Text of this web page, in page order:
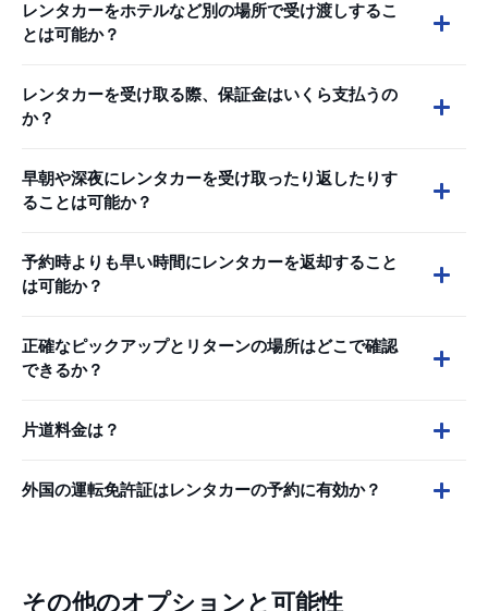
レンタカーをホテルなど別の場所で受け渡しするこ
とは可能か？
レンタカーを受け取る際、保証金はいくら支払うの
か？
早朝や深夜にレンタカーを受け取ったり返したりす
ることは可能か？
予約時よりも早い時間にレンタカーを返却すること
は可能か？
正確なピックアップとリターンの場所はどこで確認
できるか？
片道料金は？
外国の運転免許証はレンタカーの予約に有効か？
その他のオプションと可能性